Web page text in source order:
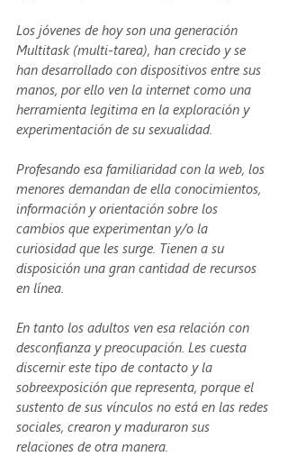
Los jóvenes de hoy son una generación
Multitask (multi-tarea), han crecido y se
han desarrollado con dispositivos entre sus
manos, por ello ven la internet como una
herramienta legitima en la exploración y
experimentación de su sexualidad.
Profesando esa familiaridad con la web, los
menores demandan de ella conocimientos,
información y orientación sobre los
cambios que experimentan y/o la
curiosidad que les surge. Tienen a su
disposición una gran cantidad de recursos
en línea.
En tanto los adultos ven esa relación con
desconfianza y preocupación. Les cuesta
discernir este tipo de contacto y la
sobreexposición que representa, porque el
sustento de sus vínculos no está en las redes
sociales, crearon y maduraron sus
relaciones de otra manera.